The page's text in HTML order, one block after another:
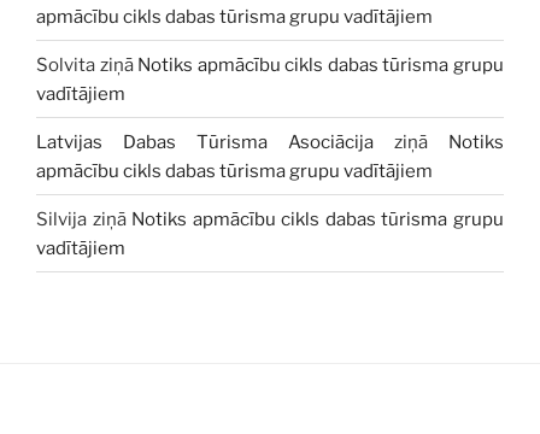
apmācību cikls dabas tūrisma grupu vadītājiem
Solvita ziņā Notiks apmācību cikls dabas tūrisma grupu
vadītājiem
Latvijas Dabas Tūrisma Asociācija ziņā Notiks
apmācību cikls dabas tūrisma grupu vadītājiem
Silvija ziņā Notiks apmācību cikls dabas tūrisma grupu
vadītājiem